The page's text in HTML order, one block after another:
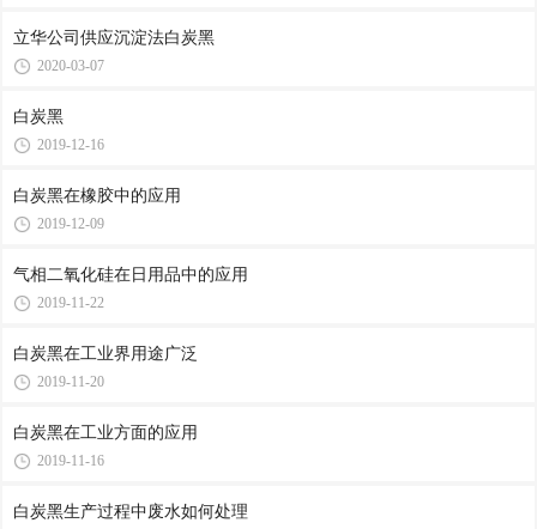
立华公司供应沉淀法白炭黑
2020-03-07
白炭黑
2019-12-16
白炭黑在橡胶中的应用
2019-12-09
气相二氧化硅在日用品中的应用
2019-11-22
白炭黑在工业界用途广泛
2019-11-20
白炭黑在工业方面的应用
2019-11-16
白炭黑生产过程中废水如何处理